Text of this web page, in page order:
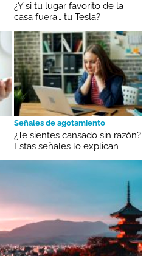
¿Y si tu lugar favorito de la
casa fuera… tu Tesla?
Señales de agotamiento
¿Te sientes cansado sin razón?
Estas señales lo explican